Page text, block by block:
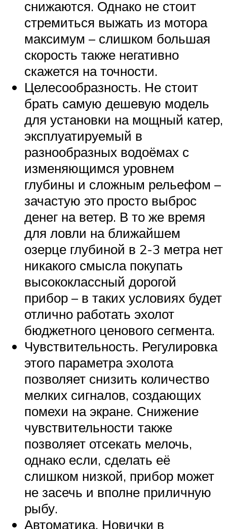
снижаются. Однако не стоит
стремиться выжать из мотора
максимум – слишком большая
скорость также негативно
скажется на точности.
Целесообразность. Не стоит
брать самую дешевую модель
для установки на мощный катер,
эксплуатируемый в
разнообразных водоёмах с
изменяющимся уровнем
глубины и сложным рельефом –
зачастую это просто выброс
денег на ветер. В то же время
для ловли на ближайшем
озерце глубиной в 2-3 метра нет
никакого смысла покупать
высококлассный дорогой
прибор – в таких условиях будет
отлично работать эхолот
бюджетного ценового сегмента.
Чувствительность. Регулировка
этого параметра эхолота
позволяет снизить количество
мелких сигналов, создающих
помехи на экране. Снижение
чувствительности также
позволяет отсекать мелочь,
однако если, сделать её
слишком низкой, прибор может
не засечь и вполне приличную
рыбу.
Автоматика. Новички в